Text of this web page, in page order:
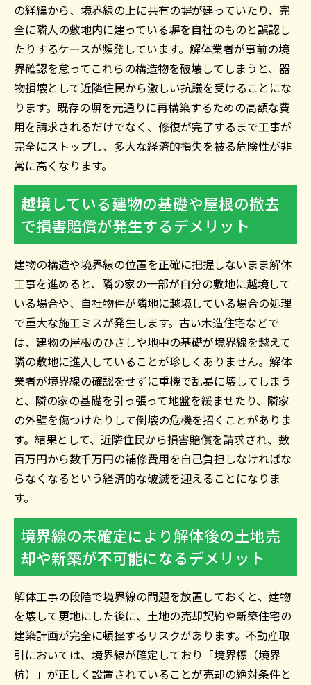
の経緯から、境界線の上に共有の塀が建っていたり、完
全に隣人の敷地内に建っている塀を自社のものと誤認し
たりするケースが頻発しています。解体業者が事前の境
界確認を怠ってこれらの構造物を破壊してしまうと、器
物損壊として近隣住民から激しい抗議を受けることにな
ります。既存の塀を元通りに再構築するための高額な費
用を請求されるだけでなく、修復が完了するまで工事が
完全にストップし、多大な経済的損失を被る危険性が非
常に高くなります。
越境している建物の基礎や屋根の撤去
で損害賠償が発生するデメリット
建物の構造や境界線の位置を正確に把握しないまま解体
工事を進めると、隣の家の一部が自分の敷地に越境して
いる場合や、自社物件が隣地に越境している場合の処理
で重大な施工ミスが発生します。古い木造住宅などで
は、建物の屋根のひさしや地中の基礎が境界線を越えて
隣の敷地に進入していることが珍しくありません。解体
業者が境界線の確認をせずに重機で乱暴に壊してしまう
と、隣の家の基礎を引っ張って地盤を緩ませたり、隣家
の外壁を傷つけたりして倒壊の危機を招くことがありま
す。結果として、近隣住民から損害賠償を請求され、数
百万円から数千万円の補修費用を自己負担しなければな
らなくなるという経済的な破滅を迎えることになりま
す。
境界線の未確定により解体後の土地売
却や新築が不可能になるデメリット
解体工事の段階で境界線の問題を放置しておくと、建物
を壊して更地にした後に、土地の売却契約や新築住宅の
建築計画が完全に頓挫するリスクがあります。不動産取
引においては、境界線が確定しており「境界標（境界
杭）」が正しく設置されていることが売却の絶対条件と